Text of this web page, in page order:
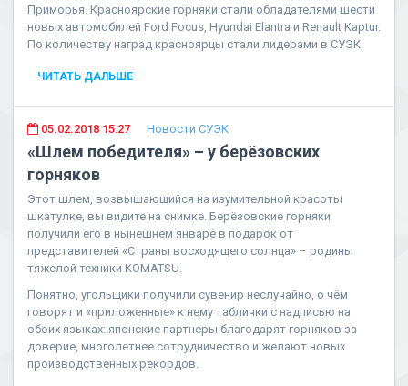
Приморья. Красноярские горняки стали обладателями шести
новых автомобилей Ford Focus, Hyundai Elantra и Renault Kaptur.
По количеству наград красноярцы стали лидерами в СУЭК.
ЧИТАТЬ ДАЛЬШЕ
05.02.2018 15:27 Новости СУЭК
«Шлем победителя» – у берёзовских
горняков
Этот шлем, возвышающийся на изумительной красоты
шкатулке, вы видите на снимке. Берёзовские горняки
получили его в нынешнем январе в подарок от
представителей «Страны восходящего солнца» – родины
тяжелой техники KOMATSU.
Понятно, угольщики получили сувенир неслучайно, о чём
говорят и «приложенные» к нему таблички с надписью на
обоих языках: японские партнеры благодарят горняков за
доверие, многолетнее сотрудничество и желают новых
производственных рекордов.